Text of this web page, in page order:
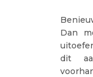
Dan
dit